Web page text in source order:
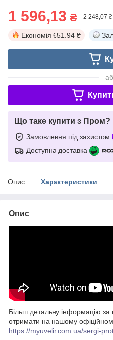
1 596,13 ₴ 2 248,07 ₴
Економія 651.94 ₴
Що таке купити з Пром?
Замовлення під захистом
Доступна доставка
Опис Характеристики
Опис
Більш детальну інформацію
отримати на нашому
https://myuvelir.com.ua/sergi-